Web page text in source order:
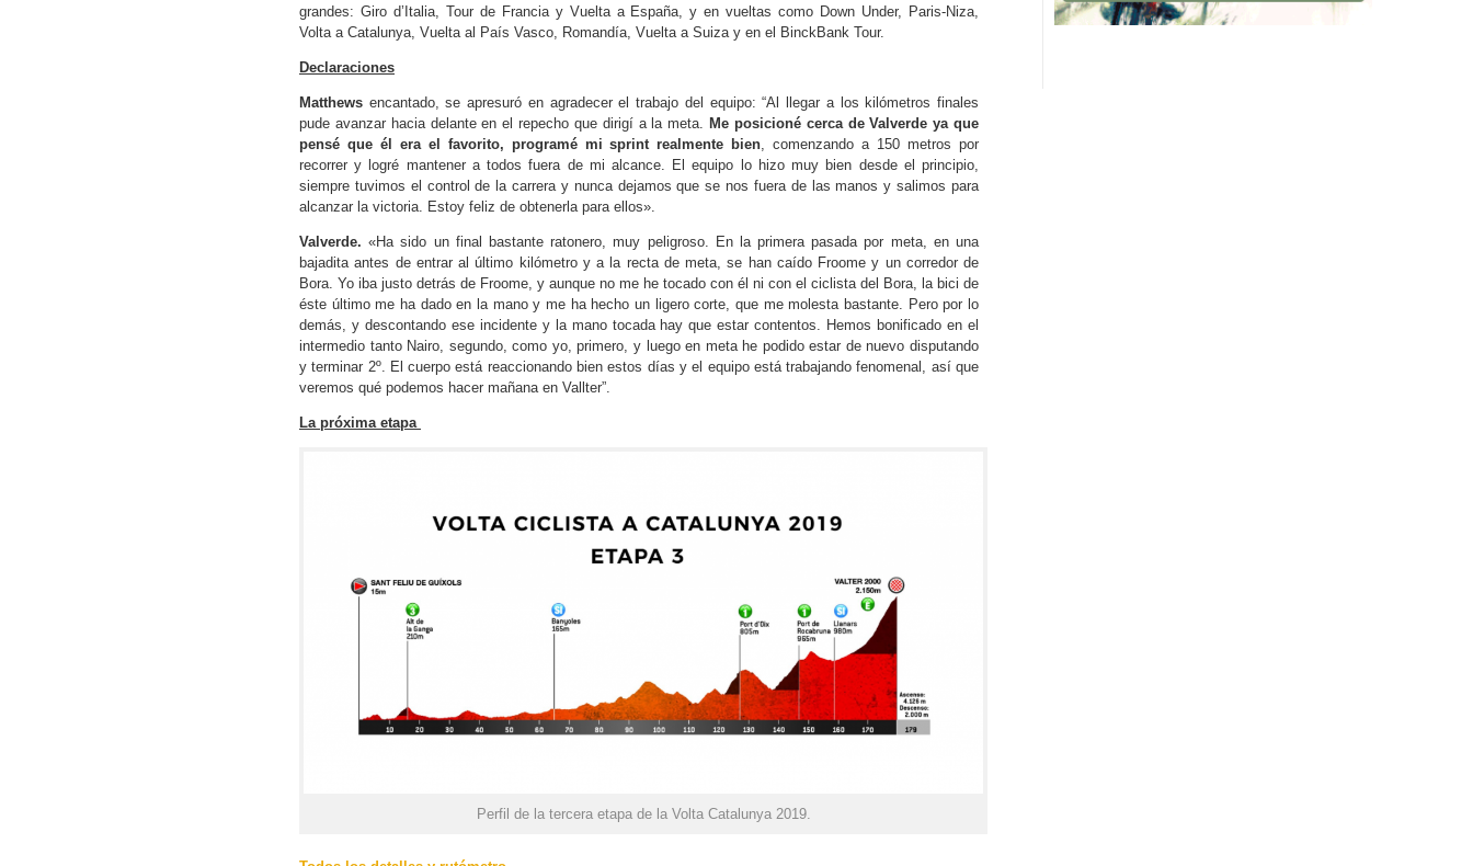
grandes: Giro d’Italia, Tour de Francia y Vuelta a España, y en vueltas como Down Under, Paris-Niza,
Volta a Catalunya, Vuelta al País Vasco, Romandía, Vuelta a Suiza y en el BinckBank Tour.
Declaraciones
Matthews encantado, se apresuró en agradecer el trabajo del equipo: “Al llegar a los kilómetros finales
pude avanzar hacia delante en el repecho que dirigí a la meta.
Me posicioné cerca de Valverde ya que
pensé que él era el favorito, programé mi sprint realmente bien , comenzando a 150 metros por
recorrer y logré mantener a todos fuera de mi alcance. El equipo lo hizo muy bien desde el principio,
siempre tuvimos el control de la carrera y nunca dejamos que se nos fuera de las manos y salimos para
alcanzar la victoria. Estoy feliz de obtenerla para ellos».
Valverde. «Ha sido un final bastante ratonero, muy peligroso. En la primera pasada por meta, en una
bajadita antes de entrar al último kilómetro y a la recta de meta, se han caído Froome y un corredor de
Bora. Yo iba justo detrás de Froome, y aunque no me he tocado con él ni con el ciclista del Bora, la bici de
éste último me ha dado en la mano y me ha hecho un ligero corte, que me molesta bastante. Pero por lo
demás, y descontando ese incidente y la mano tocada hay que estar contentos. Hemos bonificado en el
intermedio tanto Nairo, segundo, como yo, primero, y luego en meta he podido estar de nuevo disputando
y terminar 2º. El cuerpo está reaccionando bien estos días y el equipo está trabajando fenomenal, así que
veremos qué podemos hacer mañana en Vallter”.
La próxima etapa
Perfil de la tercera etapa de la Volta Catalunya 2019.